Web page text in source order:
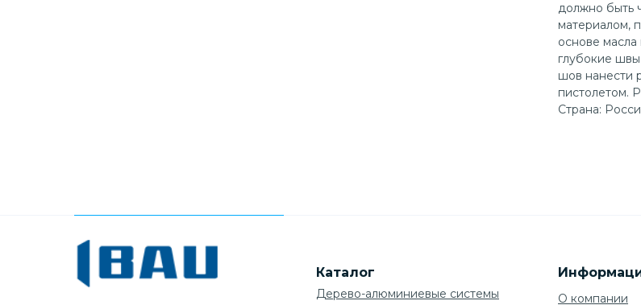
должно быть
материалом,
основе масла
глубокие
шов нанести
пистолетом.
Страна:
Каталог
Дерево-алюминиевые системы О компании